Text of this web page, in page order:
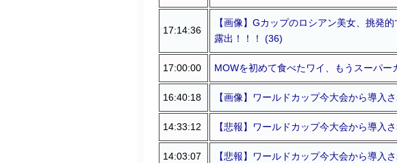
17:14:36
【画像】Gカップのロシアン美女、挑発
露出！！！ (36)
17:00:00 MOWを初めて食べたワイ、もうスーパ
16:40:18 【画像】ワールドカップ今大会から導入
14:33:12 【悲報】ワールドカップ今大会から導入
14:03:07 【悲報】ワールドカップ今大会から導入